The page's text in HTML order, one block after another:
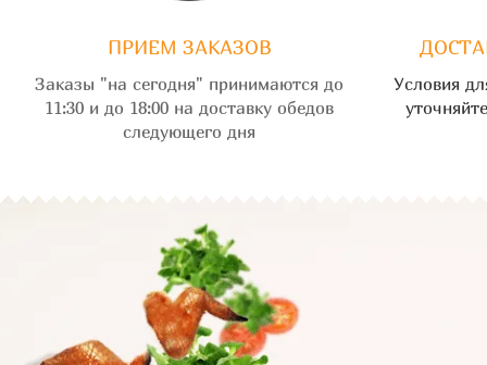
ПРИЕМ ЗАКАЗОВ
Заказы "на сегодня" принимаются до
11:30 и до 18:00 на доставку обедов
следующего дня
Условия